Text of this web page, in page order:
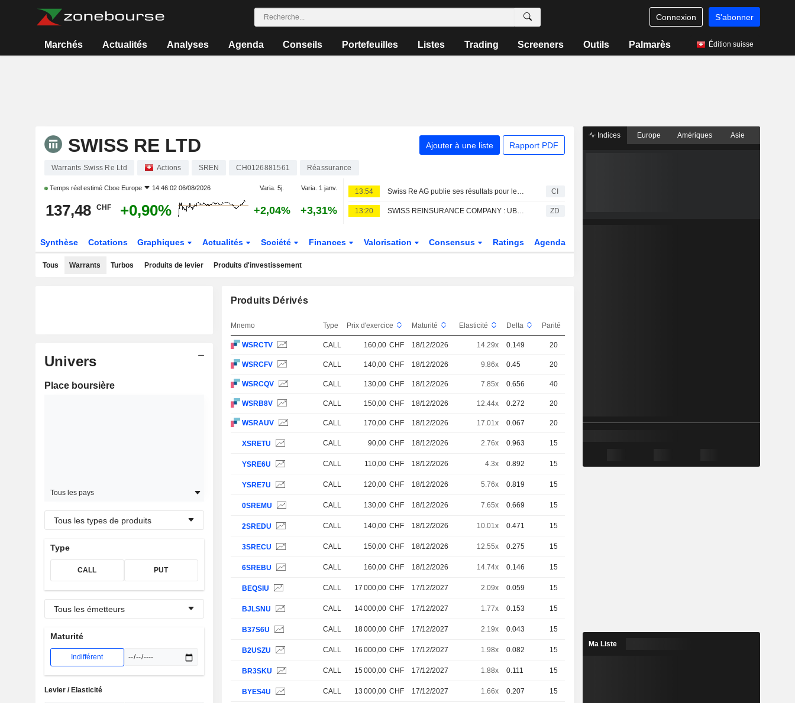
Connexion S'abonner
Marchés Actualités Analyses Agenda Conseils Portefeuilles Listes Trading Screeners Outils Palmarès Édition suisse
SWISS RE LTD Ajouter à une liste Rapport PDF
Warrants Swiss Re Ltd Actions SREN CH0126881561 Réassurance
Temps réel estimé Cboe Europe 14:46:02 06/08/2026 Varia. 5j. Varia. 1 janv.
137,48 CHF +0,90% +2,04% +3,31%
13:54 Swiss Re AG publie ses résultats pour le premier semestre clos le 30 juin 2026 CI
13:20 SWISS REINSURANCE COMPANY : UBS conserve son opinion négative ZD
Synthèse Cotations Graphiques Actualités Société Finances Valorisation Consensus Ratings Agenda
Tous Warrants Turbos Produits de levier Produits d'investissement
Univers
Place boursière
Tous les pays
Tous les types de produits
Type
CALL PUT
Tous les émetteurs
Maturité
Indifférent
Levier / Elasticité
Produits Dérivés
Mnemo Type Prix d'exercice Maturité Elasticité Delta Parité
WSRCTV CALL 160,00 CHF 18/12/2026 14.29x 0.149 20
WSRCFV CALL 140,00 CHF 18/12/2026 9.86x 0.45 20
WSRCQV CALL 130,00 CHF 18/12/2026 7.85x 0.656 40
WSRB8V CALL 150,00 CHF 18/12/2026 12.44x 0.272 20
WSRAUV CALL 170,00 CHF 18/12/2026 17.01x 0.067 20 0.026 / 0.036
XSRETU CALL 90,00 CHF 18/12/2026 2.76x 0.963 15
YSRE6U CALL 110,00 CHF 18/12/2026 4.3x 0.892 15
YSRE7U CALL 120,00 CHF 18/12/2026 5.76x 0.819 15
0SREMU CALL 130,00 CHF 18/12/2026 7.65x 0.669 15
2SREDU CALL 140,00 CHF 18/12/2026 10.01x 0.471 15
3SRECU CALL 150,00 CHF 18/12/2026 12.55x 0.275 15
6SREBU CALL 160,00 CHF 18/12/2026 14.74x 0.146 15
BEQSIU CALL 17 000,00 CHF 17/12/2027 2.09x 0.059 15
BJLSNU CALL 14 000,00 CHF 17/12/2027 1.77x 0.153 15
B37S6U CALL 18 000,00 CHF 17/12/2027 2.19x 0.043 15
B2USZU CALL 16 000,00 CHF 17/12/2027 1.98x 0.082 15
BR3SKU CALL 15 000,00 CHF 17/12/2027 1.88x 0.111 15
BYES4U CALL 13 000,00 CHF 17/12/2027 1.66x 0.207 15
Indices Europe Amériques Asie
Ma Liste